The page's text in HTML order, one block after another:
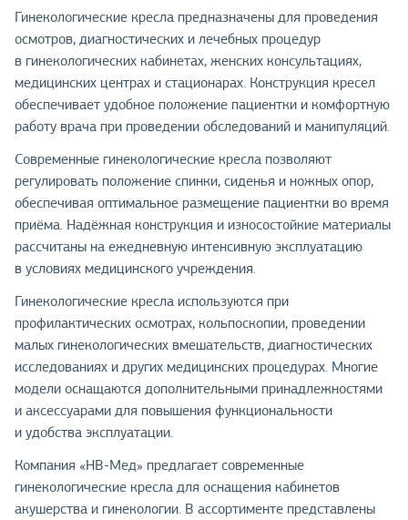
Гинекологические кресла предназначены для проведения
осмотров, диагностических и лечебных процедур
в гинекологических кабинетах, женских консультациях,
медицинских центрах и стационарах. Конструкция кресел
обеспечивает удобное положение пациентки и комфортную
работу врача при проведении обследований и манипуляций.
Современные гинекологические кресла позволяют
регулировать положение спинки, сиденья и ножных опор,
обеспечивая оптимальное размещение пациентки во время
приёма. Надёжная конструкция и износостойкие материалы
рассчитаны на ежедневную интенсивную эксплуатацию
в условиях медицинского учреждения.
Гинекологические кресла используются при
профилактических осмотрах, кольпоскопии, проведении
малых гинекологических вмешательств, диагностических
исследованиях и других медицинских процедурах. Многие
модели оснащаются дополнительными принадлежностями
и аксессуарами для повышения функциональности
и удобства эксплуатации.
Компания «НВ-Мед» предлагает современные
гинекологические кресла для оснащения кабинетов
акушерства и гинекологии. В ассортименте представлены